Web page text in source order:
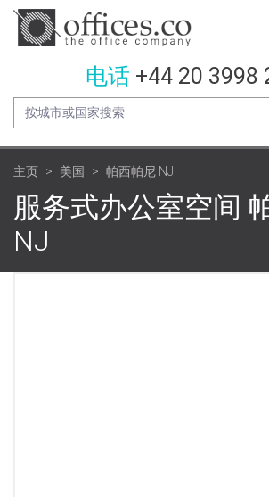
电话 +44 20 3998
主页 美国 帕西帕尼 NJ
服务式办公室空间
NJ